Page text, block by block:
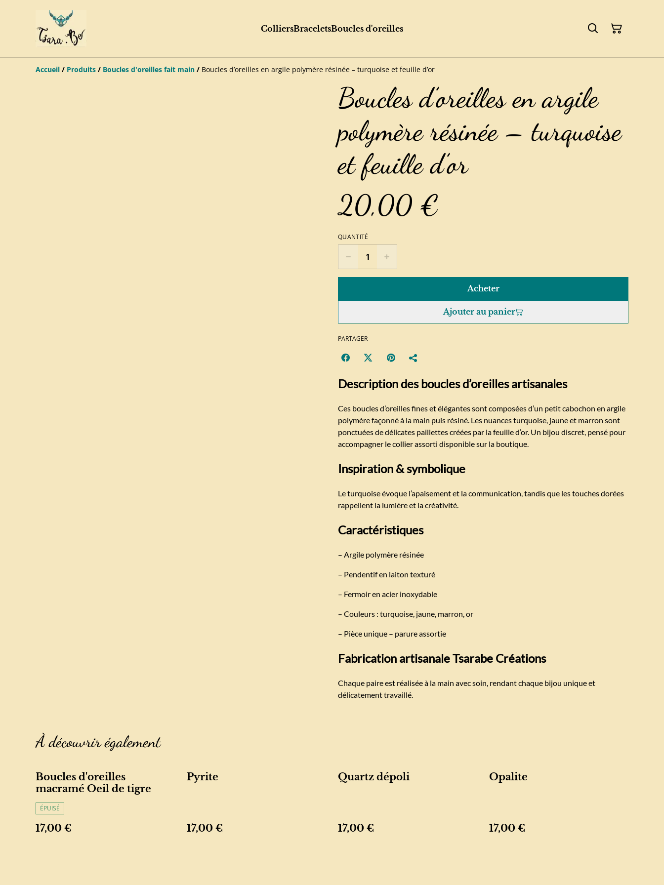
ColliersBraceletsBoucles d'oreilles
Accueil / Produits / Boucles d'oreilles fait main / Boucles d’oreilles en argile polymère résinée – turquoise et feuille d’or
Boucles d’oreilles en argile
polymère résinée – turquoise
et feuille d’or
20,00 €
QUANTITÉ
Acheter
Ajouter au panier
PARTAGER
Description des boucles d’oreilles artisanales
Ces boucles d’oreilles fines et élégantes sont composées d’un petit cabochon en argile
polymère façonné à la main puis résiné. Les nuances turquoise, jaune et marron sont
ponctuées de délicates paillettes créées par la feuille d’or. Un bijou discret, pensé pour
accompagner le collier assorti disponible sur la boutique.
Inspiration & symbolique
Le turquoise évoque l’apaisement et la communication, tandis que les touches dorées
rappellent la lumière et la créativité.
Caractéristiques
– Argile polymère résinée
– Pendentif en laiton texturé
– Fermoir en acier inoxydable
– Couleurs : turquoise, jaune, marron, or
– Pièce unique – parure assortie
Fabrication artisanale Tsarabe Créations
Chaque paire est réalisée à la main avec soin, rendant chaque bijou unique et
délicatement travaillé.
À découvrir également
Boucles d'oreilles
macramé Oeil de tigre
ÉPUISÉ
17,00 €
Pyrite
17,00 €
Quartz dépoli
17,00 €
Opalite
17,00 €